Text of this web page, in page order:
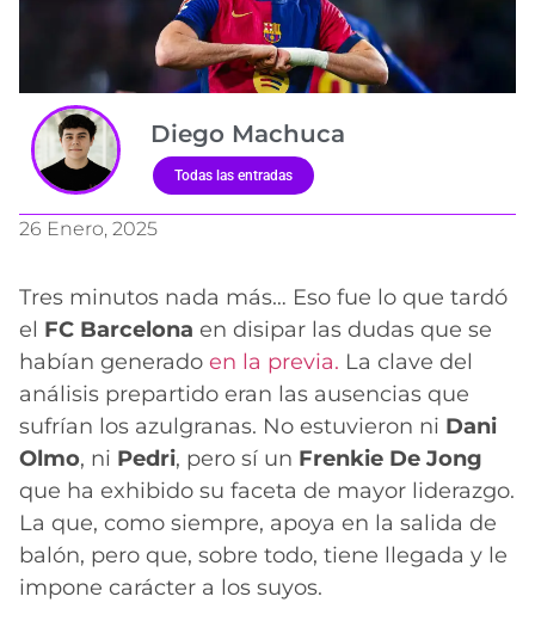
Diego Machuca
Todas las entradas
26 Enero, 2025
Tres minutos nada más… Eso fue lo que tardó
el FC Barcelona en disipar las dudas que se
habían generado en la previa. La clave del
análisis prepartido eran las ausencias que
sufrían los azulgranas. No estuvieron ni Dani
Olmo, ni Pedri, pero sí un Frenkie De Jong
que ha exhibido su faceta de mayor liderazgo.
La que, como siempre, apoya en la salida de
balón, pero que, sobre todo, tiene llegada y le
impone carácter a los suyos.